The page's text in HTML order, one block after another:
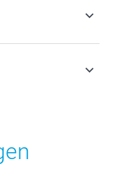
MwSt. und zzgl.